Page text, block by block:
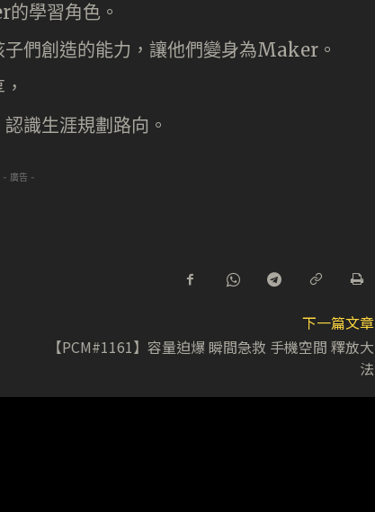
學習角色。
們創造的能力，讓他們變身為Maker。
識生涯規劃路向。
- 廣告 -
下一篇文章
【PCM#1161】容量迫爆 瞬間急救 手機空間 釋放大
法